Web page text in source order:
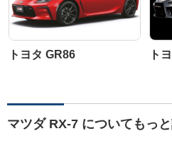
トヨタ GR86 ト
マツダ RX-7 についてもっと